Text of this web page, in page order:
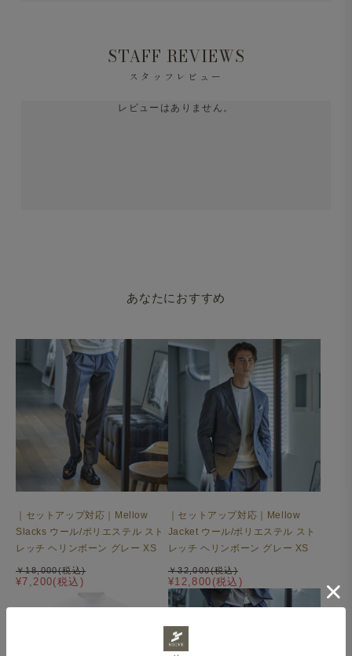
STAFF REVIEWS
スタッフレビュー
レビューはありません。
あなたにおすすめ
｜セットアップ対応｜Mellow
Slacks ウール/ポリエステル スト
レッチ ヘリンボーン グレー XS
¥7,200(税込)
￥18,000(税込)
｜セットアップ対応｜Mellow
Jacket ウール/ポリエステル スト
レッチ ヘリンボーン グレー XS
¥12,800(税込)
￥32,000(税込)